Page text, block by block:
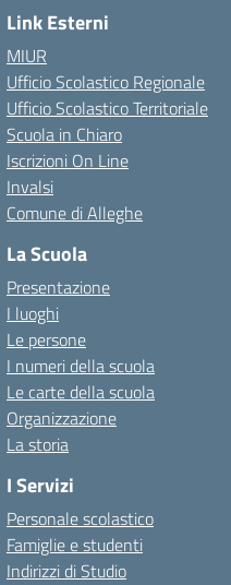
Link Esterni
MIUR
Ufficio Scolastico Regionale
Ufficio Scolastico Territoriale
Scuola in Chiaro
Iscrizioni On Line
Invalsi
Comune di Alleghe
La Scuola
Presentazione
I luoghi
Le persone
I numeri della scuola
Le carte della scuola
Organizzazione
La storia
I Servizi
Personale scolastico
Famiglie e studenti
Indirizzi di Studio